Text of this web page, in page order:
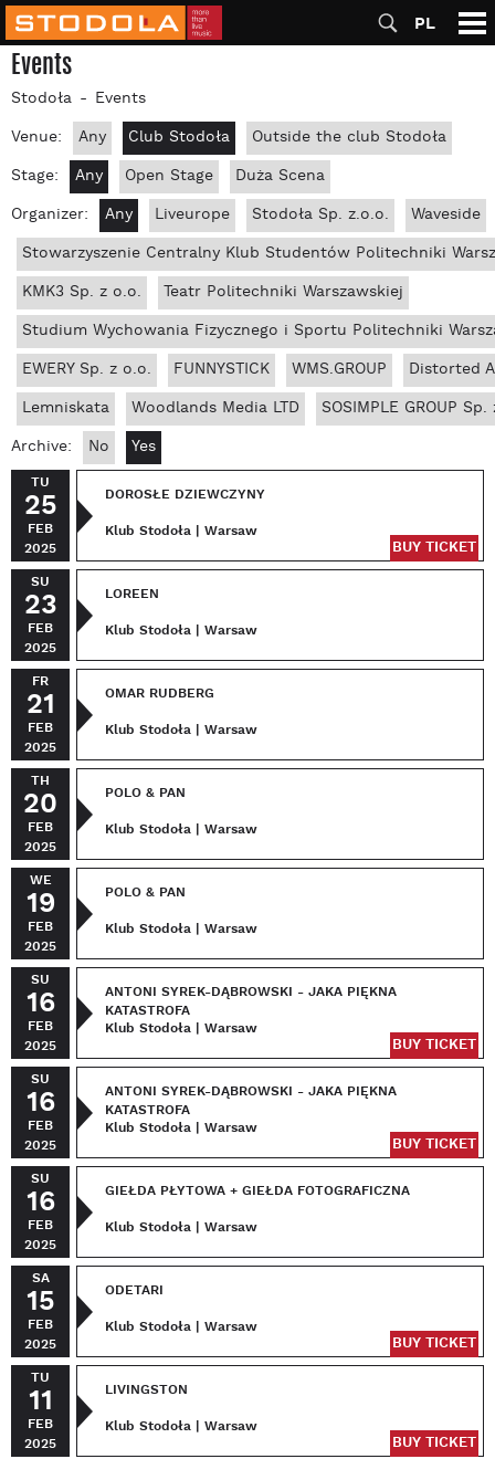
PL
Events
Stodoła
Events
Venue:
Any Club Stodoła
Outside the club Stodoła
Stage:
Any Open Stage
Duża Scena
Organizer:
Any Liveurope Stodoła Sp. z.o.o.
Waveside
Stowarzyszenie Centralny Klub Studentów Politechniki
KMK3 Sp. z o.o.
Teatr Politechniki Warszawskiej
Studium Wychowania Fizycznego i Sportu Politechniki
EWERY Sp. z o.o.
FUNNYSTICK WMS.GROUP
Distorted
Lemniskata
Woodlands Media LTD
SOSIMPLE GROUP
Archive:
No Yes
TU
25
FEB
2025
DOROSŁE DZIEWCZYNY
Klub Stodoła | Warsaw
BUY TICKET
SU
23
FEB
2025
LOREEN
Klub Stodoła | Warsaw
FR
21
FEB
2025
OMAR RUDBERG
Klub Stodoła | Warsaw
TH
20
FEB
2025
POLO & PAN
Klub Stodoła | Warsaw
WE
19
FEB
2025
POLO & PAN
Klub Stodoła | Warsaw
SU
16
FEB
2025
ANTONI SYREK-DĄBROWSKI - JAKA PIĘKNA
KATASTROFA
Klub Stodoła | Warsaw
BUY TICKET
SU
16
FEB
2025
ANTONI SYREK-DĄBROWSKI - JAKA PIĘKNA
KATASTROFA
Klub Stodoła | Warsaw
BUY TICKET
SU
16
FEB
2025
GIEŁDA PŁYTOWA + GIEŁDA FOTOGRAFICZNA
Klub Stodoła | Warsaw
SA
15
FEB
2025
ODETARI
Klub Stodoła | Warsaw
BUY TICKET
TU
11
FEB
2025
LIVINGSTON
Klub Stodoła | Warsaw
BUY TICKET